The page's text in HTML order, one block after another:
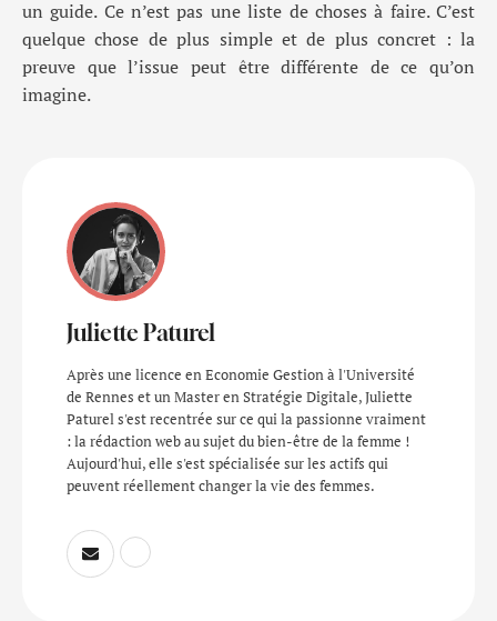
un guide. Ce n’est pas une liste de choses à faire. C’est
quelque chose de plus simple et de plus concret : la
preuve que l’issue peut être différente de ce qu’on
imagine.
Juliette Paturel
Après une licence en Economie Gestion à l'Université
de Rennes et un Master en Stratégie Digitale, Juliette
Paturel s'est recentrée sur ce qui la passionne vraiment
: la rédaction web au sujet du bien-être de la femme !
Aujourd'hui, elle s'est spécialisée sur les actifs qui
peuvent réellement changer la vie des femmes.